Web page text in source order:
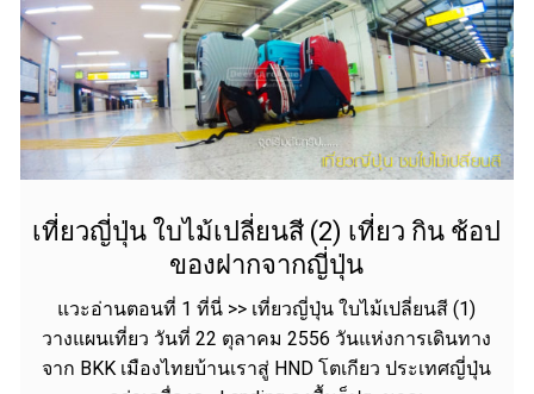
เที่ยวญี่ปุ่น ใบไม้เปลี่ยนสี (2) เที่ยว กิน ช้อป
ของฝากจากญี่ปุ่น
แวะอ่านตอนที่ 1 ที่นี่ >> เที่ยวญี่ปุ่น ใบไม้เปลี่ยนสี (1)
วางแผนเที่ยว วันที่ 22 ตุลาคม 2556 วันแห่งการเดินทาง
จาก BKK เมืองไทยบ้านเราสู่ HND โตเกียว ประเทศญี่ปุ่น